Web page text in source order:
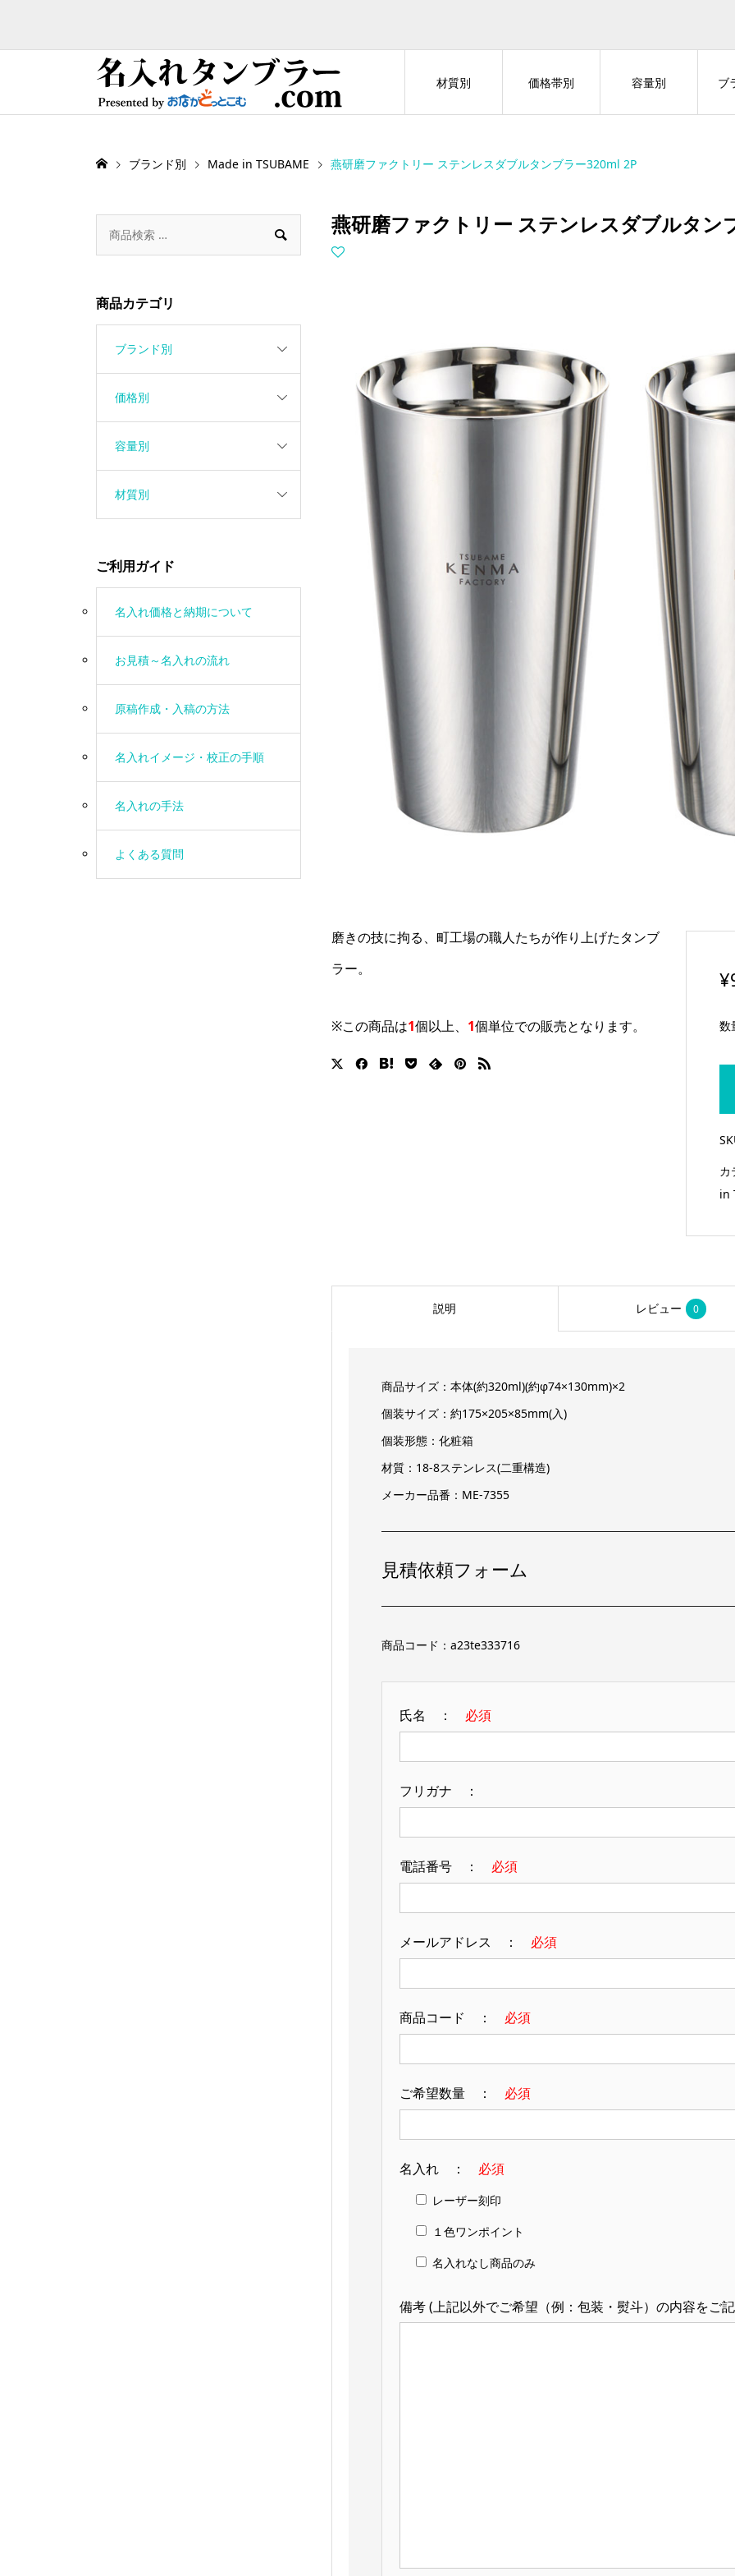
材質別 価格帯別 容量別 ブ
ブランド別 Made in TSUBAME 燕研磨ファクトリー ステンレスダブルタンブラー320ml 2P
燕研磨ファクトリー ステンレスダブルタン
磨きの技に拘る、町工場の職人たちが作り上げたタンブ
ラー。
※この商品は1個以上、 1個単位での販売となります。
¥
数
カ
in
説明 レビュー 0
商品サイズ：本体(約320ml)(約φ74×130mm)×2
個装サイズ：約175×205×85mm(入)
個装形態：化粧箱
材質：18-8ステンレス(二重構造)
メーカー品番：ME-7355
見積依頼フォーム
商品コード：a23te333716
氏名 ： 必須
フリガナ ：
電話番号 ： 必須
メールアドレス ： 必須
商品コード ： 必須
ご希望数量 ： 必須
名入れ ： 必須
レーザー刻印
１色ワンポイント
名入れなし商品のみ
備考 (上記以外でご希望（例：包装・熨斗）の内容をご

商品カテゴリ
ブランド別
価格別
容量別
材質別
ご利用ガイド
名入れ価格と納期について
お見積～名入れの流れ
原稿作成・入稿の方法
名入れイメージ・校正の手順
名入れの手法
よくある質問